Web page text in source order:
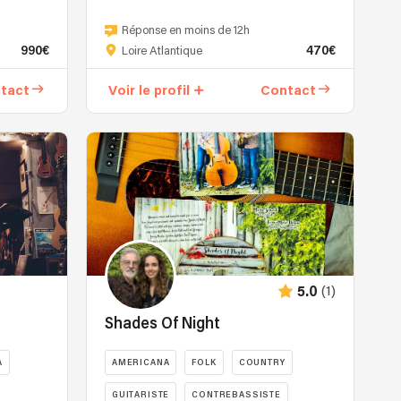
elle
est
descendue
en
savait
quell
métier
choisir.
“Je
veux
un
groupe”.
Elle
ne
pas
que
990€
de
trois
passionnés
des
et
des
harmonies
vocales.
Munis
d'une
solide
expérience,
sauront
entraîner
dans
Réponse en moins de 12h
Loire Atlantique
470€
Voir le profil Contact
5.0 (1)
Shades Of Night
AMERICANA FOLK COUNTRY
GUITARISTE CONTREBASSISTE